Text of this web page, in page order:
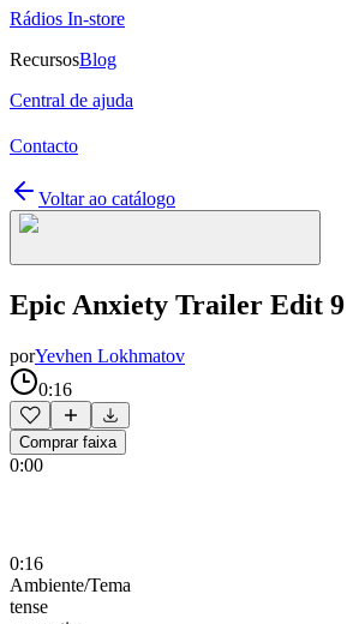
Rádios In-store
RecursosBlog
Central de ajuda
Contacto
Voltar ao catálogo
Epic Anxiety Trailer Edit 9
porYevhen Lokhmatov
0:16
Comprar faixa
0:00
0:16
Ambiente/Tema
tense